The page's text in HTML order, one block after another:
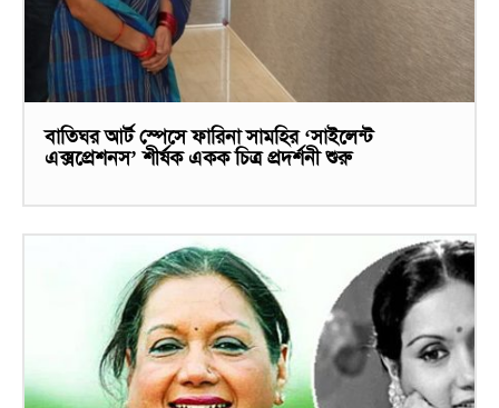
বাতিঘর আর্ট স্পেসে ফারিনা সামহির ‘সাইলেন্ট
এক্সপ্রেশনস’ শীর্ষক একক চিত্র প্রদর্শনী শুরু